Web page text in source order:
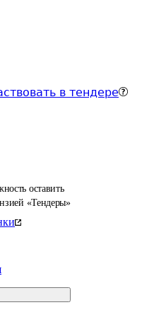
в тендере
оставить
«Тендеры»